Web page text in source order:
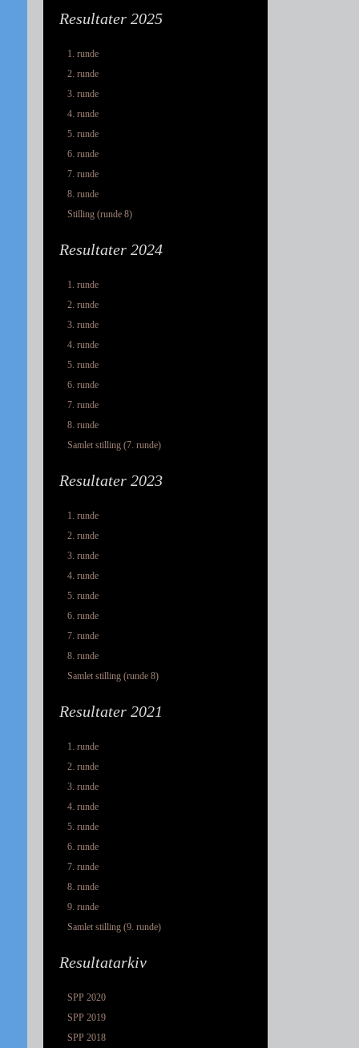
Resultater 2025
1. runde
2. runde
3. runde
4. runde
5. runde
6. runde
7. runde
8. runde
Stilling (runde 8)
Resultater 2024
1. runde
2. runde
3. runde
4. runde
5. runde
6. runde
7. runde
8. runde
Samlet stilling (7. runde)
Resultater 2023
1. runde
2. runde
3. runde
4. runde
5. runde
6. runde
7. runde
8. runde
Samlet stilling (runde 8)
Resultater 2021
1. runde
2. runde
3. runde
4. runde
5. runde
6. runde
7. runde
8. runde
9. runde
Samlet stilling (9. runde)
Resultatarkiv
SPP 2020
SPP 2019
SPP 2018